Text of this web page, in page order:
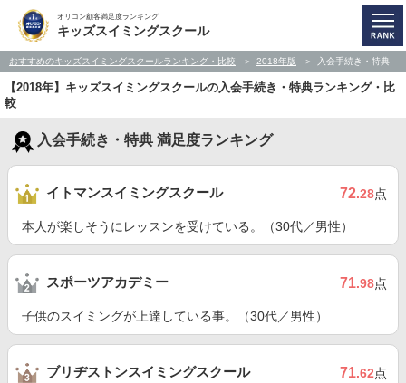
オリコン顧客満足度ランキング
キッズスイミングスクール
おすすめのキッズスイミングスクールランキング・比較 2018年版 入会手続き・特典
【2018年】キッズスイミングスクールの入会手続き・特典ランキング・比
較
入会手続き・特典 満足度ランキング
イトマンスイミングスクール 72.28点
本人が楽しそうにレッスンを受けている。（30代／男性）
スポーツアカデミー 71.98点
子供のスイミングが上達している事。（30代／男性）
ブリヂストンスイミングスクール 71.62点